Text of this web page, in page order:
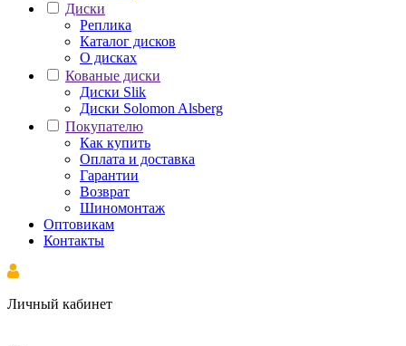
Диски
Реплика
Каталог дисков
О дисках
Кованые диски
Диски Slik
Диски Solomon Alsberg
Покупателю
Как купить
Оплата и доставка
Гарантии
Возврат
Шиномонтаж
Оптовикам
Контакты
Личный кабинет